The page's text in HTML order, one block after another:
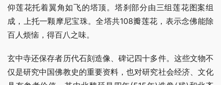
仰莲花托着翼角如飞的塔顶。塔刹部分由三组莲花图案组
成，上托一颗摩尼宝珠。全塔共108瓣莲花，表示念佛能除
百人烦恼，得百八之味。
玄中寺还保存者历代石刻造像、碑记四十多件。这些文物不
仅是研究中国佛教史的重要资料，也对研究社会经济、文化